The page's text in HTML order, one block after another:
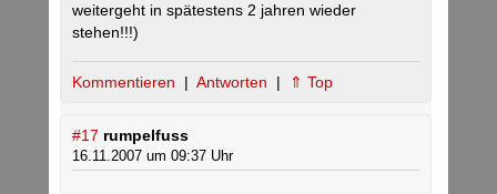
weitergeht in spätestens 2 jahren wieder
stehen!!!)
Kommentieren | Antworten | ⇑ Top
#17 rumpelfuss
16.11.2007 um 09:37 Uhr